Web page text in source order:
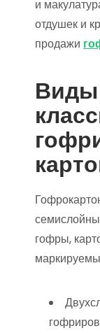
и
отдушек и
продажи
гофры,